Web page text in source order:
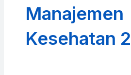
Manajemen
Kesehatan